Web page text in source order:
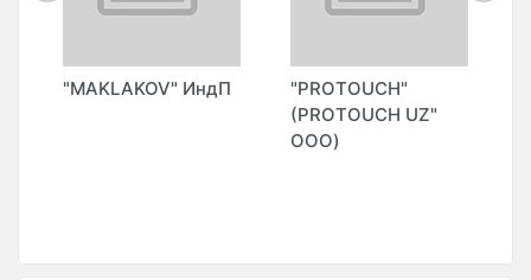
"MAKLAKOV" ИндП
"PROTOUCH"
(PROTOUCH UZ"
ООО)